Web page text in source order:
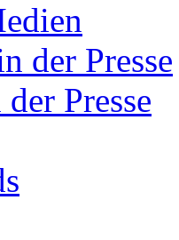
der Presse
Presse